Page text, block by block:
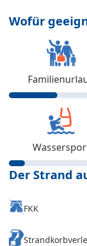
Wofür
Der Strand
FKK